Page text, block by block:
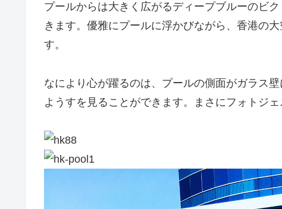
プールからは大きく広がるディープブルーのビ
きます。優雅にプールに浮かびながら、香港の
す。
なにより心が躍るのは、プールの側面がガラス
ようすを見ることができます。まさにフォトジ